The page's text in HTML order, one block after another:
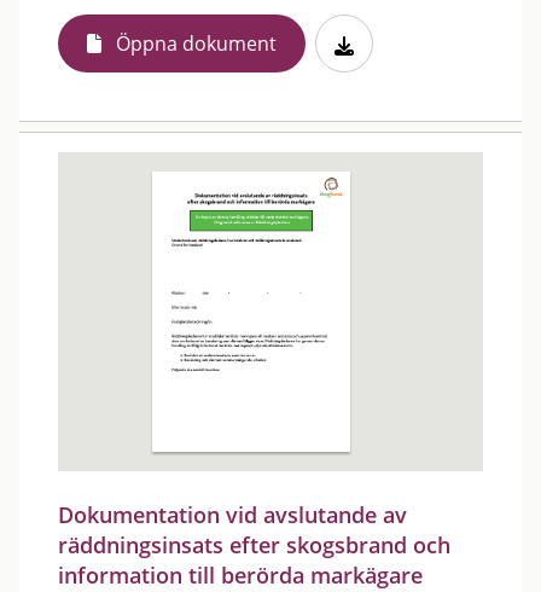
Öppna dokument
Dokumentation vid avslutande av
räddningsinsats efter skogsbrand och
information till berörda markägare